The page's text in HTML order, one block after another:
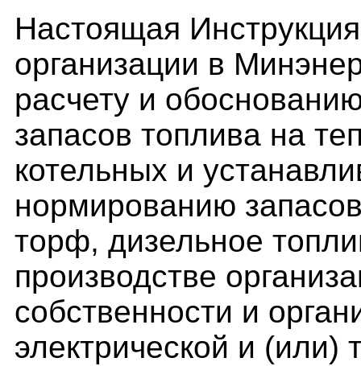
Настоящая
организации в
расчету и
запасов топлива на
котельных и
нормированию
торф, дизельное
производстве
собственности и
электрической и (или)